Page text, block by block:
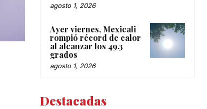
agosto 1, 2026
Ayer viernes, Mexicali
rompió récord de calor
al alcanzar los 49.3
grados
agosto 1, 2026
Destacadas